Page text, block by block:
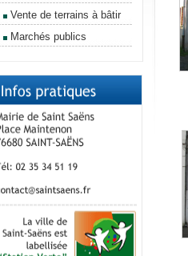
Vente de terrains à bâtir
Marchés publics